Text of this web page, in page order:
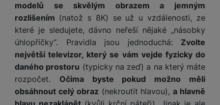
modelů se skvělým obrazem a jemným
rozlišením (natož s 8K) se už u vzdálenosti, ze
které je sledujete, dávno neřeší nějaké „násobky
úhlopříčky“. Pravidla jsou jednoduchá: Zvolte
největší televizor, který se vám vejde fyzicky do
daného prostoru (typicky na zeď) a na který máte
rozpočet. Očima byste pokud možno měli
obsáhnout celý obraz(nekroutit hlavou),a hlavně